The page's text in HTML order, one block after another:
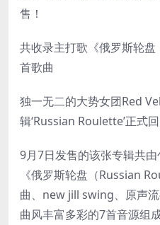
售！
共收录主打歌《俄罗斯轮
首歌曲
独一无二的大势女团Red
辑‘Russian Roulette’正式回
9月7日发售的该张专辑共
《俄罗斯轮盘（Russian
曲、new jill swing、原声
曲风丰富多彩的7首音源组